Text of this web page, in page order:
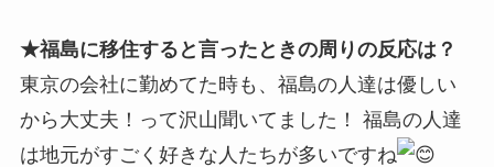
★福島に移住すると言ったときの周りの反応は？
東京の会社に勤めてた時も、福島の人達は優しい
から大丈夫！って沢山聞いてました！ 福島の人達
は地元がすごく好きな人たちが多いですね